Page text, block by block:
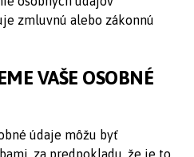
zmluvnú alebo zákonnú
VAŠE OSOBNÉ
údaje môžu byť
za predpokladu, že je to